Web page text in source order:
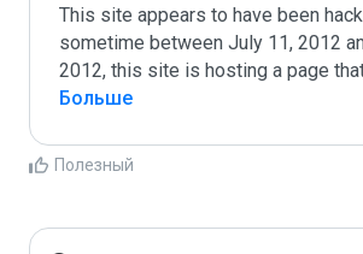
This site appears to have been
sometime between July 11, 2012
2012, this site is hosting a page
Больше
Полезный